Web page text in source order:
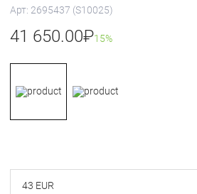
Арт: 2695437 (S10025)
41 650.00₽15%
43 EUR